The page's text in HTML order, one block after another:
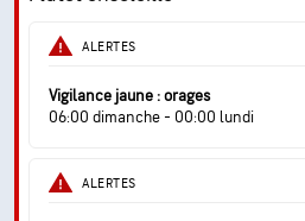
Humidité
Point de rosée
ALERTES
Vigilance jaune : orages
06:00 dimanche - 00:00 lundi
ALERTES